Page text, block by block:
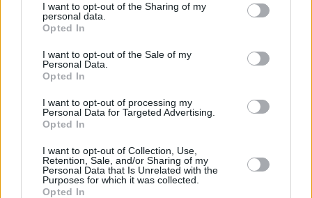
I want to opt-out of the Sharing of my
personal data.
Opted In
I want to opt-out of the Sale of my
Personal Data.
Opted In
I want to opt-out of processing my
Personal Data for Targeted Advertising.
Opted In
I want to opt-out of Collection, Use,
Retention, Sale, and/or Sharing of my
Personal Data that Is Unrelated with the
Purposes for which it was collected.
Opted In
SlavenāTutas lietu
vienkāršu veidu, kā
iedarbināt vielmaiņu
sev vīru